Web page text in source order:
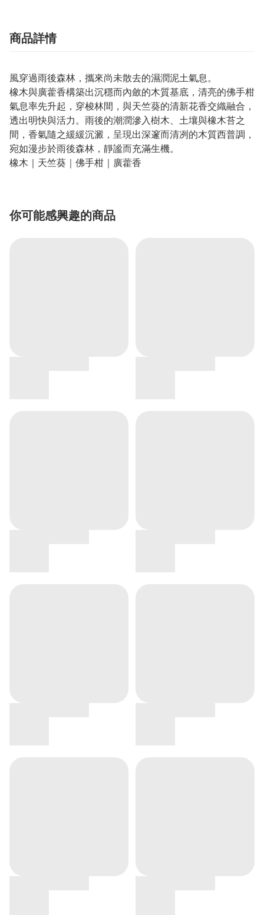
商品詳情
風穿過雨後森林，攜來尚未散去的濕潤泥土氣息。
橡木與廣藿香構築出沉穩而內斂的木質基底，清亮的佛手柑
氣息率先升起，穿梭林間，與天竺葵的清新花香交織融合，
透出明快與活力。雨後的潮潤滲入樹木、土壤與橡木苔之
間，香氣隨之緩緩沉澱，呈現出深邃而清冽的木質西普調，
宛如漫步於雨後森林，靜謐而充滿生機。
橡木｜天竺葵｜佛手柑｜廣藿香
你可能感興趣的商品